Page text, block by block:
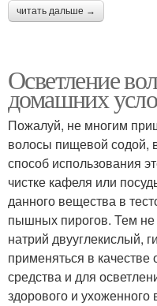
читать дальше →
Осветление
домашних
Пожалуй, не многим
волосы пищевой содой,
способ использования
чистке кафеля или
данного вещества в
пышных пирогов. Тем не
натрий двууглекислый,
применяться в качестве
средства и для
здорового и ухоженного